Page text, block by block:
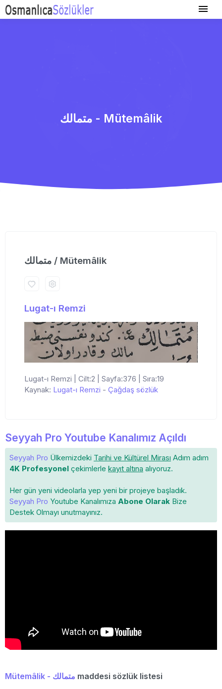
متمالك - Mütemâlik
متمالك / Mütemâlik
Lugat-ı Remzi
Lugat-ı Remzi | Cilt:2 | Sayfa:376 | Sıra:19
Kaynak: Lugat-ı Remzi - Çağdaş sözlük
Seyyah Pro Youtube Kanalımız Açıldı
Seyyah Pro Ülkemizdeki Tarihi ve Kültürel Mirası Adım adım
4K Profesyonel çekimlerle kayıt altına alıyoruz.
Her gün yeni videolarla yep yeni bir projeye başladık.
Seyyah Pro Youtube Kanalımıza Abone Olarak Bize
Destek Olmayı unutmayınız.
Mütemâlik - متمالك maddesi sözlük listesi